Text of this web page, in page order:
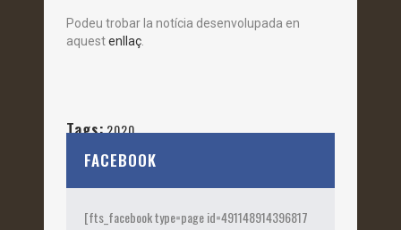
Podeu trobar la notícia desenvolupada en
aquestenllaç
Tags:2020
FACEBOOK
[fts_facebook type=page id=491148914396817